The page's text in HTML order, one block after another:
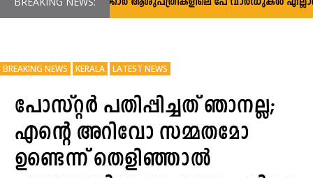
BREAKING NEWS KERALA LATEST NEWS
പോസ്റ്റർ പതിപ്പിച്ചത് ഞാനല്ല;
എന്റെ അറിവോ സമ്മതമോ
ഉണ്ടെന്ന് തെളിഞ്ഞാൽ